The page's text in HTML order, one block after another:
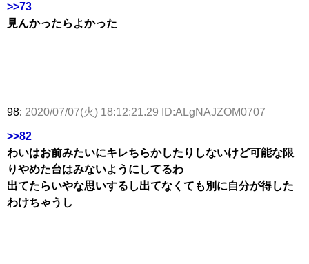
>>73
見んかったらよかった
98: 2020/07/07(火) 18:12:21.29 ID:ALgNAJZOM0707
>>82
わいはお前みたいにキレちらかしたりしないけど可能な限
りやめた台はみないようにしてるわ
出てたらいやな思いするし出てなくても別に自分が得した
わけちゃうし